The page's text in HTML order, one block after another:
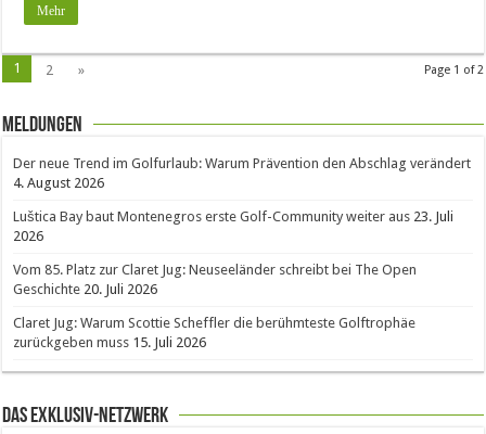
Mehr
Page 1 of 2
1 2 »
Meldungen
Der neue Trend im Golfurlaub: Warum Prävention den Abschlag verändert
4. August 2026
Luštica Bay baut Montenegros erste Golf-Community weiter aus 23. Juli
2026
Vom 85. Platz zur Claret Jug: Neuseeländer schreibt bei The Open
Geschichte 20. Juli 2026
Claret Jug: Warum Scottie Scheffler die berühmteste Golftrophäe
zurückgeben muss 15. Juli 2026
Das Exklusiv-Netzwerk